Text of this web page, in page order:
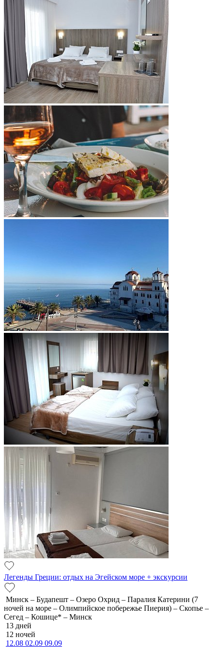
Легенды Греции: отдых на Эгейском море + экскурсии
Минск – Будапешт – Озеро Охрид – Паралия Катерини (7
ночей на море – Олимпийское побережье Пиерия) – Скопье –
Сегед – Кошице* – Минск
13 дней
12 ночей
12.08 02.09 09.09